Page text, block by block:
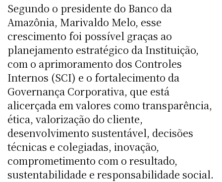
Segundo o presidente do Banco da
Amazônia, Marivaldo Melo, esse
crescimento foi possível graças ao
planejamento estratégico da Instituição,
com o aprimoramento dos Controles
Internos (SCI) e o fortalecimento da
Governança Corporativa, que está
alicerçada em valores como transparência,
ética, valorização do cliente,
desenvolvimento sustentável, decisões
técnicas e colegiadas, inovação,
comprometimento com o resultado,
sustentabilidade e responsabilidade social.